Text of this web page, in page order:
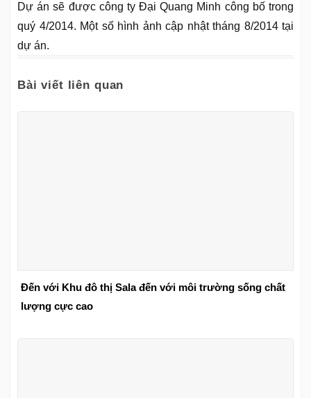
Dự án sẽ được công ty Đại Quang Minh công bố trong
quý 4/2014. Một số hình ảnh cập nhật tháng 8/2014 tại
dự án.
Bài viết liên quan
Đến với Khu đô thị Sala đến với môi trường sống chất
lượng cực cao